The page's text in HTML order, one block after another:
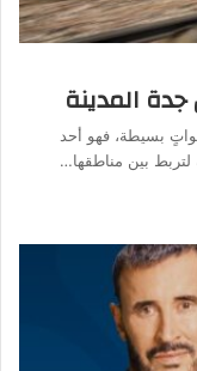
المدينة
بسيطة، فهو أحد
لتربط بين مناطقها…